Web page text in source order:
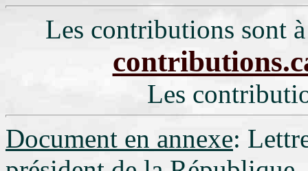
Les contributions sont
Les
Document en annexe: